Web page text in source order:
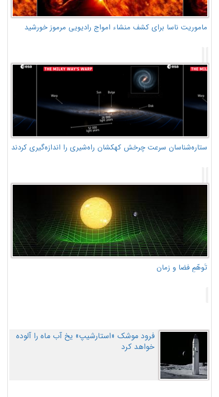
ماموریت ناسا برای کشف منشاء امواج رادیویی مرموز خورشید
ستاره‌شناسان سرعت چرخش کهکشان راه‌شیری را اندازه‌گیری کردند
تَوهّمِ فضا و زمان
فرود موشک «استارشیپ» یخ آب ماه را آلوده
خواهد کرد